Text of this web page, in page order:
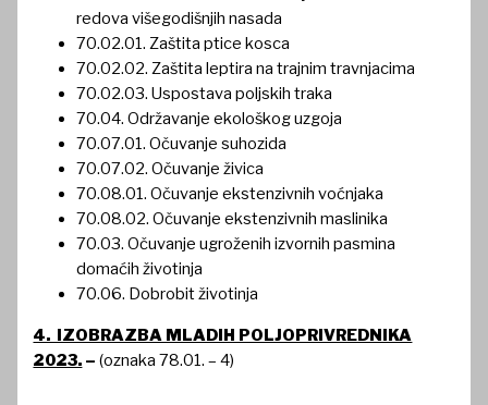
redova višegodišnjih nasada
70.02.01. Zaštita ptice kosca
70.02.02. Zaštita leptira na trajnim travnjacima
70.02.03. Uspostava poljskih traka
70.04. Održavanje ekološkog uzgoja
70.07.01. Očuvanje suhozida
70.07.02. Očuvanje živica
70.08.01. Očuvanje ekstenzivnih voćnjaka
70.08.02. Očuvanje ekstenzivnih maslinika
70.03. Očuvanje ugroženih izvornih pasmina
domaćih životinja
70.06. Dobrobit životinja
4. IZOBRAZBA MLADIH POLJOPRIVREDNIKA
2023. – (oznaka 78.01. – 4)